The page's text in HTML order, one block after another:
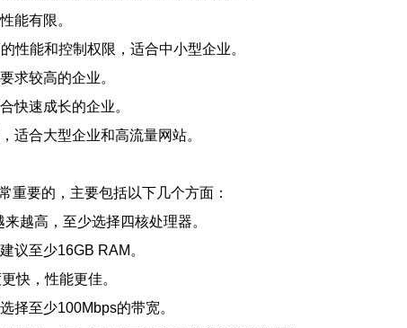
能有限。
性能和控制权限，适合中小型企业。
求较高的企业。
快速成长的企业。
适合大型企业和高流量网站。
重要的，主要包括以下几个方面：
越高，至少选择四核处理器。
议至少16GB RAM。
快，性能更佳。
择至少100Mbps的带宽。